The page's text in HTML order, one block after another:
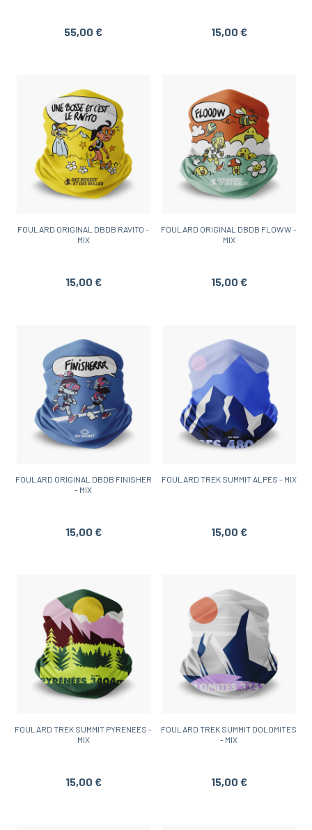
55,00 € 15,00 €
FOULARD ORIGINAL DBDB RAVITO -
MIX
15,00 €
FOULARD ORIGINAL DBDB FLOWW -
MIX
15,00 €
FOULARD ORIGINAL DBDB FINISHER
- MIX
15,00 €
FOULARD TREK SUMMIT ALPES - MIX
15,00 €
FOULARD TREK SUMMIT PYRENEES -
MIX
15,00 €
FOULARD TREK SUMMIT DOLOMITES
- MIX
15,00 €